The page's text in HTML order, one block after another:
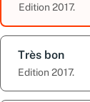
Edition 2017.
Très bon
Edition 2017.